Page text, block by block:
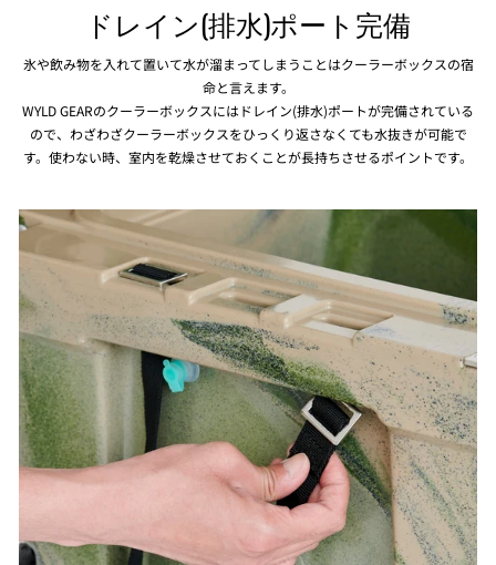
ドレイン(排水)ポート完備
氷や飲み物を入れて置いて水が溜まってしまうことはクーラーボックスの宿
命と言えます。
WYLD GEARのクーラーボックスにはドレイン(排水)ポートが完備されている
ので、わざわざクーラーボックスをひっくり返さなくても水抜きが可能で
す。使わない時、室内を乾燥させておくことが長持ちさせるポイントです。